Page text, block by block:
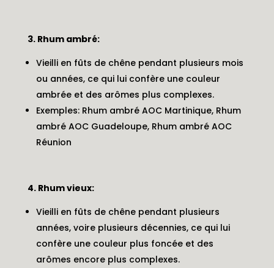
3. Rhum ambré:
Vieilli en fûts de chêne pendant plusieurs mois
ou années, ce qui lui confère une couleur
ambrée et des arômes plus complexes.
Exemples: Rhum ambré AOC Martinique, Rhum
ambré AOC Guadeloupe, Rhum ambré AOC
Réunion
4. Rhum vieux:
Vieilli en fûts de chêne pendant plusieurs
années, voire plusieurs décennies, ce qui lui
confère une couleur plus foncée et des
arômes encore plus complexes.